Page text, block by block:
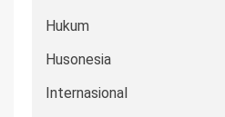
Hukum
Husonesia
Internasional